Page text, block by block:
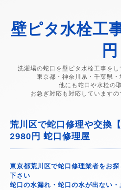
壁ピタ水栓工
円
洗濯場の蛇口を壁ピタ水栓工事を
東京都・神奈川県・千葉県
他にも蛇口や水栓の
お急ぎ対応も対応しています
荒川区で蛇口修理や交換
2980円 蛇口修理屋
東京都荒川区で蛇口修理業者をお
下さい
蛇口の水漏れ・蛇口の水が出ない